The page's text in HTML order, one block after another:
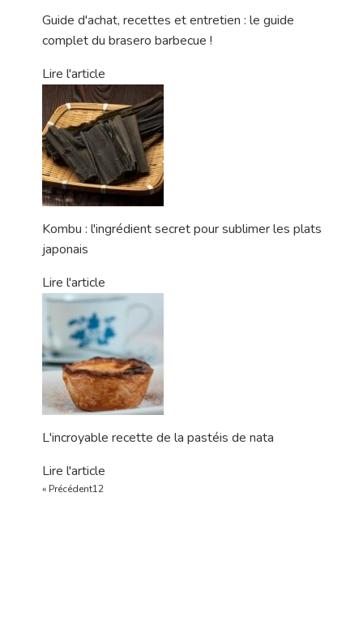
Guide d'achat, recettes et entretien : le guide
complet du brasero barbecue !
Lire l'article
Kombu : l'ingrédient secret pour sublimer les plats
japonais
Lire l'article
L'incroyable recette de la pastéis de nata
Lire l'article
« Précédent12